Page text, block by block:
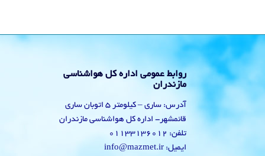
روابط عمومی اداره کل هواشناسی
مازندران
آدرس: ساری – کیلومتر 5 اتوبان ساری
قائمشهر- اداره کل هواشناسی مازندران
تلفن: 01133136012
ایمیل: info@mazmet.ir